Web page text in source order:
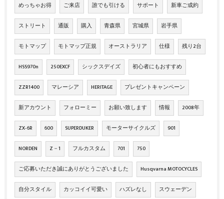
めっちゃお得 ご来店 誰でも引ける サポート 新車ご成約
ストリート 通販 購入 青森県 宮城県 岩手県
モトマップ モトマップ正規 オーストラリア 仕様 残り2台
HSS970n 250EXCF シックスデイズ 初心者にもおすすめ
ZZR1400 マレーシア HERITAGE プレゼントキャンペーン
新アカウント フォローミー お願い致します 情報 2008年
ZX‐6R 600 SUPERDUKER モーターサイクルズ 901
NORDEN Z－1 フルカスタム 701 750
ご応募いただき誠にありがとうございました Husqvarna MOTOCYCLES
自分スタイル カッコイイ可愛い ハズレなし スウェーデン